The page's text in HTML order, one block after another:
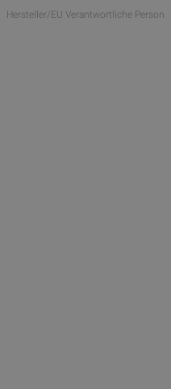
Hersteller/EU Verantwortliche Person